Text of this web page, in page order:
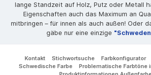
lange Standzeit auf Holz, Putz oder Metall
Eigenschaften auch das Maximum an
mitbringen – für innen als auch außen! Oder
gäbe nur eine einzige
Kontakt Stichwortsuche Farbkonfigurator
Schwedische Farbe
Problematische Farbtöne